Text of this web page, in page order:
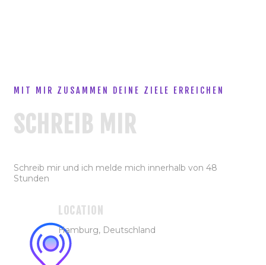
MIT MIR ZUSAMMEN DEINE ZIELE ERREICHEN
SCHREIB MIR
Schreib mir und ich melde mich innerhalb von 48
Stunden
LOCATION
Hamburg, Deutschland